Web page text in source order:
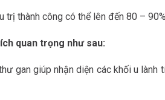
trị thành công có thể lên đến 80 –
quan trọng như sau:
gan giúp nhận diện các khối u